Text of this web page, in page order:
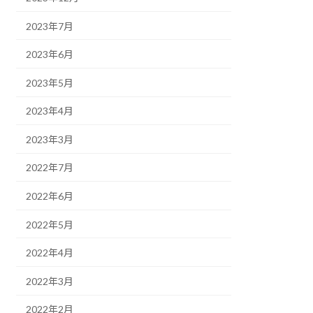
2023年7月
2023年6月
2023年5月
2023年4月
2023年3月
2022年7月
2022年6月
2022年5月
2022年4月
2022年3月
2022年2月